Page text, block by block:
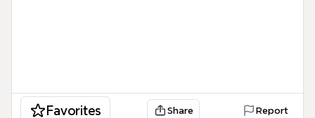
Favorites Share Report